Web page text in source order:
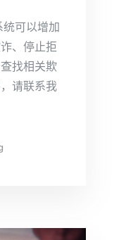
可以增加
、停止拒
找相关欺
请联系我